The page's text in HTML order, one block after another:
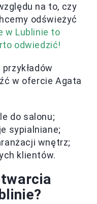
na to, czy
odświeżyć
w Lublinie to
odwiedzić!
w ofercie Agata
do salonu;
sypialniane;
wnętrz;
klientów.